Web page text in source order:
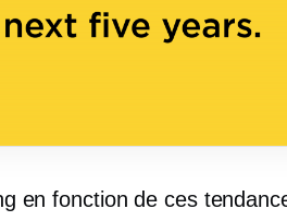
en fonction de ces